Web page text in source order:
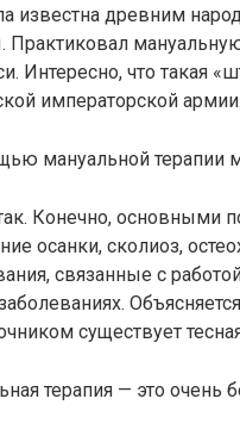
известна древним
Практиковал
Интересно, что такая
императорской армии.
мануальной терапии
Конечно, основными
осанки, сколиоз,
связанные с
существует
терапия — это очень